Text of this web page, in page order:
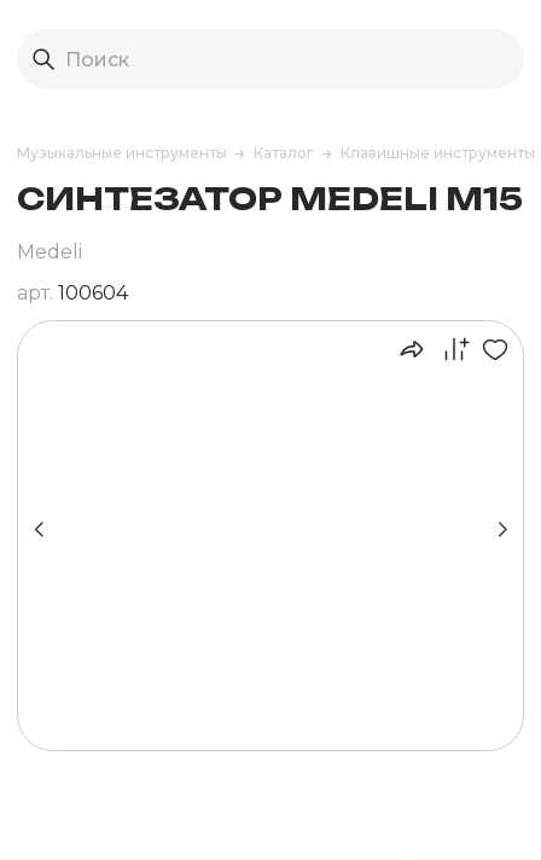
Музыкальные инструменты Каталог Клавишные инструменты
СИНТЕЗАТОР MEDELI M15
Medeli
арт. 100604